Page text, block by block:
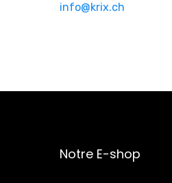
info@krix.ch
Notre E-shop